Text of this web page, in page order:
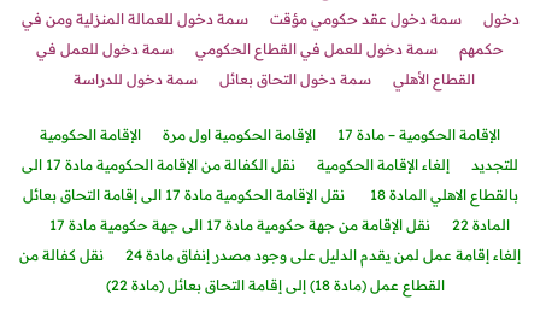
دخول
سمة دخول عقد حكومي مؤقت
سمة دخول للعمالة المنزلية ومن في
حكمهم
سمة دخول للعمل في القطاع الحكومي
سمة دخول للعمل في
القطاع الأهلي
سمة دخول التحاق بعائلسمة دخول للدراسة
الإقامة الحكومية – مادة 17 الإقامة الحكومية اول مرة
الإقامة الحكومية
للتجديد
إلغاء الإقامة الحكومية
نقل الكفالة من الإقامة الحكومية مادة 17 الى
بالقطاع الاهلي المادة 18
نقل الإقامة الحكومية مادة 17 الى إقامة التحاق بعائل
المادة 22
نقل الإقامة من جهة حكومية مادة 17 الى جهة حكومية مادة 17
إلغاء إقامة عمل لمن يقدم الدليل على وجود مصدر إنفاق مادة 24
نقل كفالة من
القطاع عمل (مادة 18) إلى إقامة التحاق بعائل (مادة 22)